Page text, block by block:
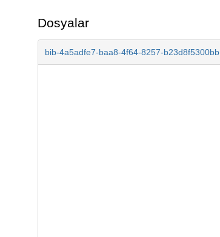
Dosyalar
bib-4a5adfe7-baa8-4f64-8257-